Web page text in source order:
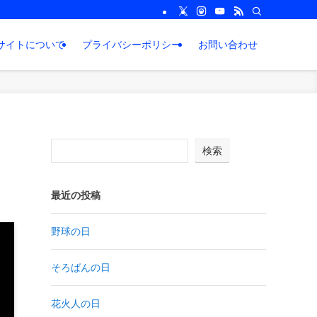
イトについて プライバシーポリシー お問い合わせ
検索
最近の投稿
野球の日
そろばんの日
花火人の日